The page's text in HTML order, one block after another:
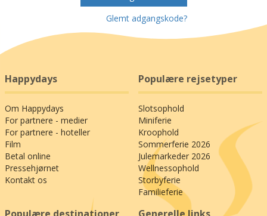
Glemt adgangskode?
Happydays
Om Happydays
For partnere - medier
For partnere - hoteller
Film
Betal online
Pressehjørnet
Kontakt os
Populære rejsetyper
Slotsophold
Miniferie
Kroophold
Sommerferie 2026
Julemarkeder 2026
Wellnessophold
Storbyferie
Familieferie